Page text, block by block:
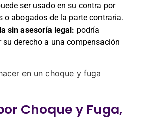
ser usado en su contra por
o abogados de la parte contraria.
sin asesoría legal: podría
su derecho a una compensación
Choque y Fuga,